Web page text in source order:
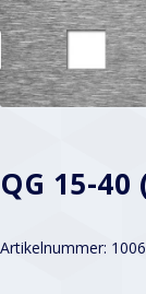
QG 15-40
Artikelnummer: